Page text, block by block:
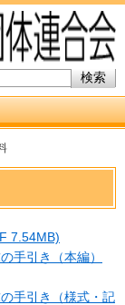
7.54MB)
手引き（本編）
手引き（様式・記